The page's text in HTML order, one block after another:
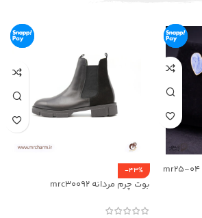
-43%
بوت چرم مردانه mrc30092